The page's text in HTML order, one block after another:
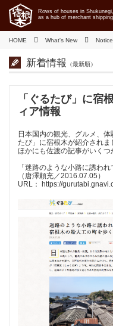
Rows of houses in
as a hub of merchant
HOME What's New Notice
新着情報 （最新順）
「ぐるたび」に宿
ィア情報
日本国内の観光、グルメ、
たび」に宿根木が紹介されま
ほかにも佐渡の記事がいくつ
「迷路のような小路に誘わ
（唐澤頼充／2016.07.05）
URL： https://